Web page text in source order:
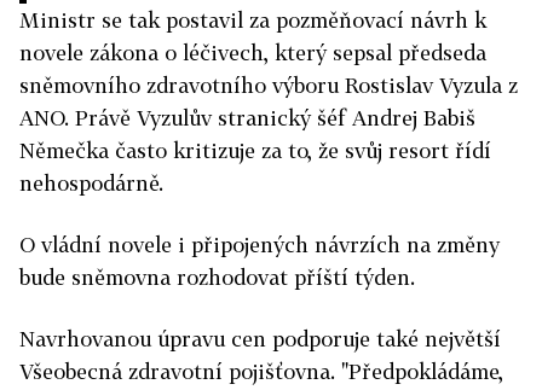
Ministr se tak postavil za pozměňovací návrh k
novele zákona o léčivech, který sepsal předseda
sněmovního zdravotního výboru Rostislav Vyzula z
ANO. Právě Vyzulův stranický šéf Andrej Babiš
Němečka často kritizuje za to, že svůj resort řídí
nehospodárně.
O vládní novele i připojených návrzích na změny
bude sněmovna rozhodovat příští týden.
Navrhovanou úpravu cen podporuje také největší
Všeobecná zdravotní pojišťovna. "Předpokládáme,